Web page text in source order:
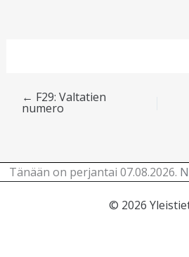
← F29: Valtatien
numero
Tänään on perjantai 07.08.2026.
© 2026